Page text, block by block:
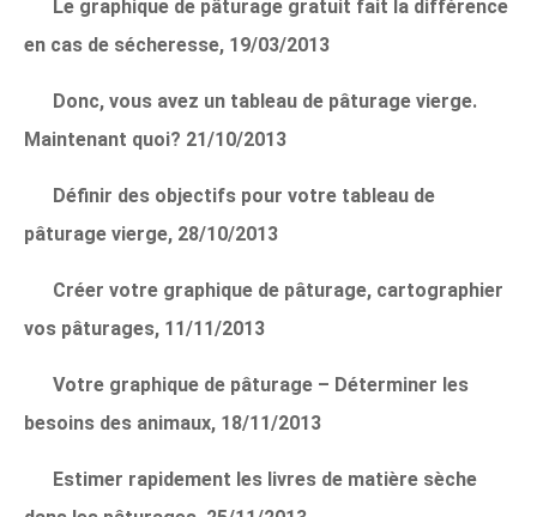
Le graphique de pâturage gratuit fait la différence
en cas de sécheresse, 19/03/2013
Donc, vous avez un tableau de pâturage vierge.
Maintenant quoi? 21/10/2013
Définir des objectifs pour votre tableau de
pâturage vierge, 28/10/2013
Créer votre graphique de pâturage, cartographier
vos pâturages, 11/11/2013
Votre graphique de pâturage – Déterminer les
besoins des animaux, 18/11/2013
Estimer rapidement les livres de matière sèche